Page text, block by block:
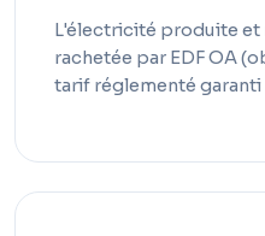
L'électricité produite et
rachetée par EDF OA
tarif réglementé garanti